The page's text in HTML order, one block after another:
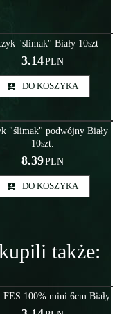
"ślimak" Biały 10szt
3.14PLN
DO KOSZYKA
"ślimak" podwójny Biały
10szt.
8.39PLN
DO KOSZYKA
także:
FES 100% mini 6cm Biały